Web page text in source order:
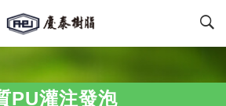
PU灌注發泡